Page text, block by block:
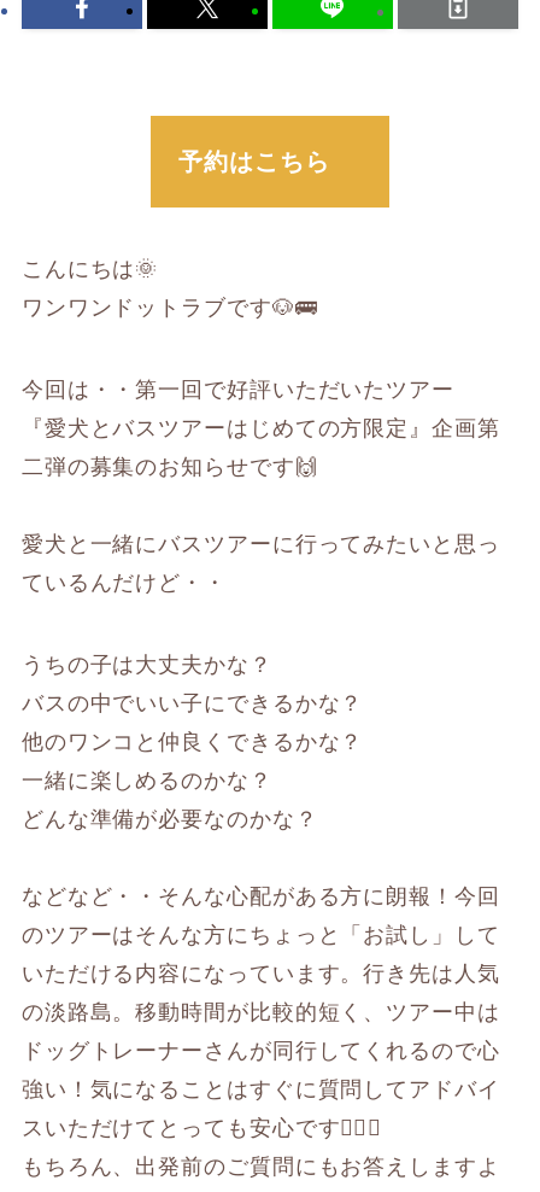
予約はこちら
こんにちは🌞
ワンワンドットラブです🐶🚌
今回は・・第一回で好評いただいたツアー
『愛犬とバスツアーはじめての方限定』企画第
二弾の募集のお知らせです🙌
愛犬と一緒にバスツアーに行ってみたいと思っ
ているんだけど・・
うちの子は大丈夫かな？
バスの中でいい子にできるかな？
他のワンコと仲良くできるかな？
一緒に楽しめるのかな？
どんな準備が必要なのかな？
などなど・・そんな心配がある方に朗報！今回
のツアーはそんな方にちょっと「お試し」して
いただける内容になっています。行き先は人気
の淡路島。移動時間が比較的短く、ツアー中は
ドッグトレーナーさんが同行してくれるので心
強い！気になることはすぐに質問してアドバイ
スいただけてとっても安心です😮‍💨🙌
もちろん、出発前のご質問にもお答えしますよ